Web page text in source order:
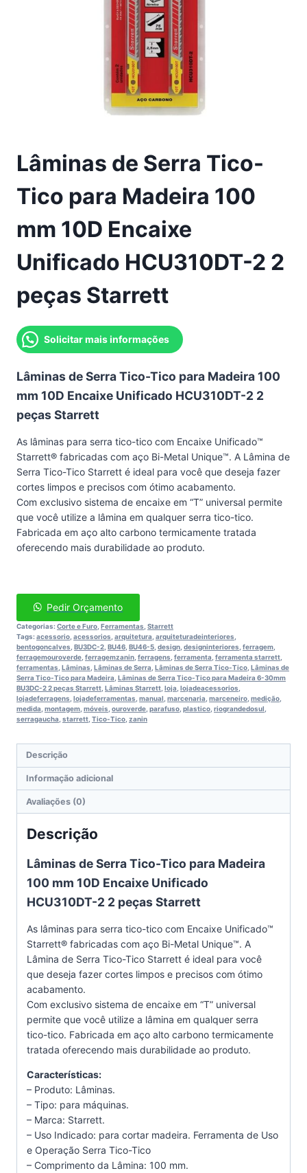
Lâminas de Serra Tico-
Tico para Madeira 100
mm 10D Encaixe
Unificado HCU310DT-2 2
peças Starrett
Solicitar mais informações
Lâminas de Serra Tico-Tico para Madeira 100
mm 10D Encaixe Unificado HCU310DT-2 2
peças Starrett
As lâminas para serra tico-tico com Encaixe Unificado™
Starrett® fabricadas com aço Bi-Metal Unique™. A Lâmina de
Serra Tico-Tico Starrett é ideal para você que deseja fazer
cortes limpos e precisos com ótimo acabamento.
Com exclusivo sistema de encaixe em “T” universal permite
que você utilize a lâmina em qualquer serra tico-tico.
Fabricada em aço alto carbono termicamente tratada
oferecendo mais durabilidade ao produto.
Pedir Orçamento
Categorias:Corte e Furo Ferramentas Starrett
Tags:acessorio acessorios arquitetura arquiteturadeinteriores
bentogoncalves BU3DC-2 BU46 BU46-5 design designinteriores ferragem
ferragemouroverde ferragemzanin ferragens ferramenta ferramenta starrett
ferramentas Lâminas Lâminas de Serra Lâminas de Serra Tico-Tico Lâminas de
Serra Tico-Tico para Madeira Lâminas de Serra Tico-Tico para Madeira 6-30mm
BU3DC-2 2 peças Starrett Lâminas Starrett loja lojadeacessorios
lojadeferragens lojadeferramentas manual marcenaria marceneiro medição
medida montagem móveis ouroverde parafuso plastico riograndedosul
serragaucha starrett Tico-Tico zanin
Descrição
Informação adicional
Avaliações (0)
Descrição
Lâminas de Serra Tico-Tico para Madeira
100 mm 10D Encaixe Unificado
HCU310DT-2 2 peças Starrett
As lâminas para serra tico-tico com Encaixe Unificado™
Starrett® fabricadas com aço Bi-Metal Unique™. A
Lâmina de Serra Tico-Tico Starrett é ideal para você
que deseja fazer cortes limpos e precisos com ótimo
acabamento.
Com exclusivo sistema de encaixe em “T” universal
permite que você utilize a lâmina em qualquer serra
tico-tico. Fabricada em aço alto carbono termicamente
tratada oferecendo mais durabilidade ao produto.
Características:
– Produto: Lâminas.
– Tipo: para máquinas.
– Marca: Starrett.
– Uso Indicado: para cortar madeira. Ferramenta de Uso
e Operação Serra Tico-Tico
– Comprimento da Lâmina: 100 mm.